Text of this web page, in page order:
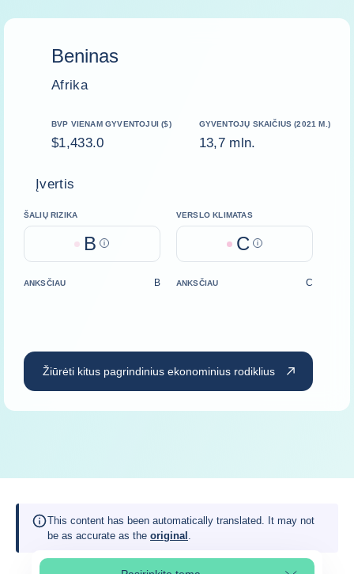
Beninas
Afrika
BVP VIENAM GYVENTOJUI ($)
$1,433.0
GYVENTOJŲ SKAIČIUS (2021 M.)
13,7 mln.
Įvertis
ŠALIŲ RIZIKA
B Help
VERSLO KLIMATAS
C Help
ANKSČIAU B ANKSČIAU C
Žiūrėti kitus pagrindinius ekonominius rodiklius
This content has been automatically translated. It may not
be as accurate as the original .